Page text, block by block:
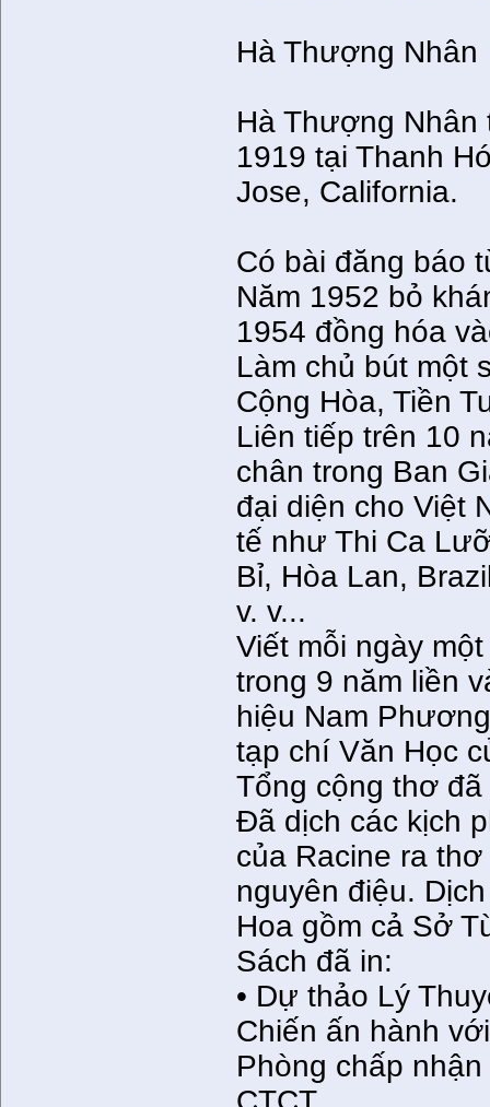
Hà Thượng Nhân
Hà Thượng Nhân
1919 tại Thanh
Jose, California.
Có bài đăng báo
Năm 1952 bỏ
1954 đồng hóa
Làm chủ bút một
Cộng Hòa, Tiền
Liên tiếp trên 10
chân trong Ban
đại diện cho Việt
tế như Thi Ca
Bỉ, Hòa Lan,
v. v...
Viết mỗi ngày
trong 9 năm liền
hiệu Nam
tạp chí Văn Học
Tổng cộng thơ
Ðã dịch các kịch
của Racine ra
nguyên điệu.
Hoa gồm cả Sở
Sách đã in:
• Dự thảo Lý
Chiến ấn hành
Phòng chấp